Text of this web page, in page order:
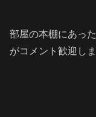
部屋の本棚にあっ
がコメント歓迎し